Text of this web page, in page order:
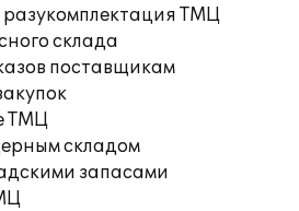
ТМЦ
склада
поставщикам
ТМЦ
складом
запасами